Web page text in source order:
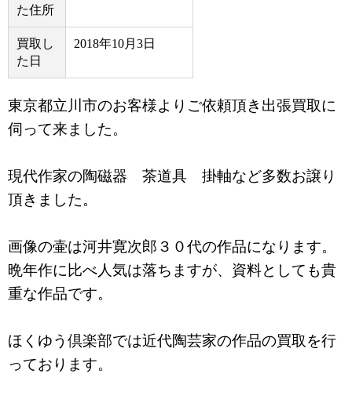
た住所
買取し
た日
2018年10月3日
東京都立川市のお客様よりご依頼頂き出張買取に
伺って来ました。
現代作家の陶磁器 茶道具 掛軸など多数お譲り
頂きました。
画像の壷は河井寛次郎３０代の作品になります。
晩年作に比べ人気は落ちますが、資料としても貴
重な作品です。
ほくゆう倶楽部では近代陶芸家の作品の買取を行
っております。